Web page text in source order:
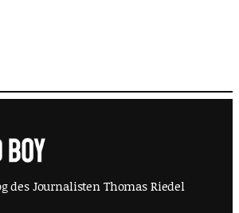
des Journalisten Thomas Riedel